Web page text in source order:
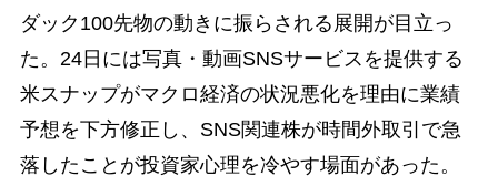
ダック100先物の動きに振らされる展開が目立っ
た。24日には写真・動画SNSサービスを提供する
米スナップがマクロ経済の状況悪化を理由に業績
予想を下方修正し、SNS関連株が時間外取引で急
落したことが投資家心理を冷やす場面があった。